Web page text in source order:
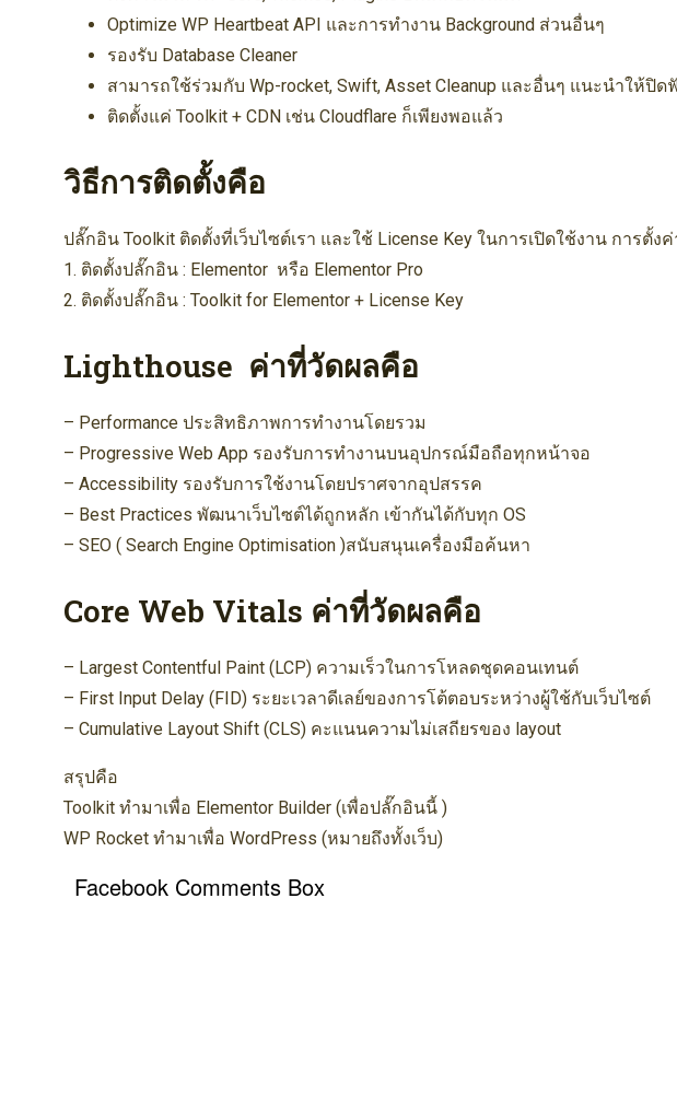
Optimize WP Heartbeat API และการทำงาน Background ส่วนอื่นๆ
รองรับ Database Cleaner
สามารถใช้ร่วมกับ Wp-rocket, Swift, Asset Cleanup และอื่นๆ แนะนำให้
ติดตั้งแค่ Toolkit + CDN เช่น Cloudflare ก็เพียงพอแล้ว
วิธีการติดตั้งคือ
ปลั๊กอิน Toolkit ติดตั้งที่เว็บไซต์เรา และใช้ License Key ในการเปิดใช้งาน การ
1. ติดตั้งปลั๊กอิน : Elementor หรือ Elementor Pro
2. ติดตั้งปลั๊กอิน : Toolkit for Elementor + License Key
Lighthouse ค่าที่วัดผลคือ
– Performance ประสิทธิภาพการทำงานโดยรวม
– Progressive Web App รองรับการทำงานบนอุปกรณ์มือถือทุกหน้าจอ
– Accessibility รองรับการใช้งานโดยปราศจากอุปสรรค
– Best Practices พัฒนาเว็บไซต์ได้ถูกหลัก เข้ากันได้กับทุก OS
– SEO ( Search Engine Optimisation )สนับสนุนเครื่องมือค้นหา
Core Web Vitals ค่าที่วัดผลคือ
– Largest Contentful Paint (LCP) ความเร็วในการโหลดชุดคอนเทนต์
– First Input Delay (FID) ระยะเวลาดีเลย์ของการโต้ตอบระหว่างผู้ใช้กับเว็บไซต์
– Cumulative Layout Shift (CLS) คะแนนความไม่เสถียรของ layout
สรุปคือ
Toolkit ทำมาเพื่อ Elementor Builder (เพื่อปลั๊กอินนี้ )
WP Rocket ทำมาเพื่อ WordPress (หมายถึงทั้งเว็บ)
Facebook Comments Box